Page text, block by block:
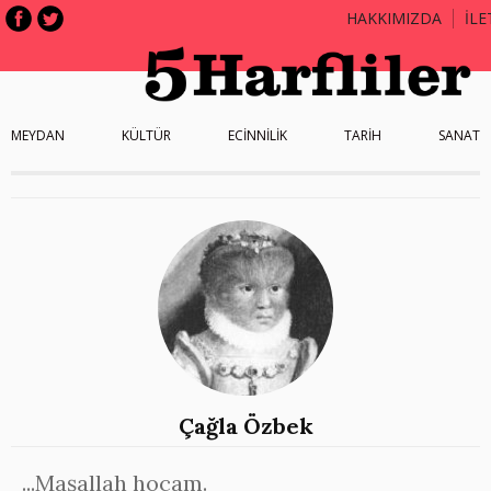
HAKKIMIZDA
MEYDAN KÜLTÜR ECİNNİLİK TARİH SANAT
Çağla Özbek
...Maşallah hocam.